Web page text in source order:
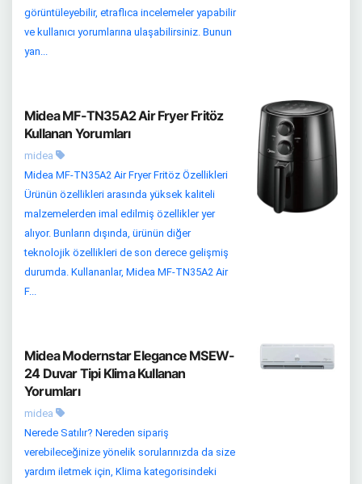
görüntüleyebilir, etraflıca incelemeler yapabilir
ve kullanıcı yorumlarına ulaşabilirsiniz. Bunun
yan...
Midea MF-TN35A2 Air Fryer Fritöz
Kullanan Yorumları
midea
Midea MF-TN35A2 Air Fryer Fritöz Özellikleri
Ürünün özellikleri arasında yüksek kaliteli
malzemelerden imal edilmiş özellikler yer
alıyor. Bunların dışında, ürünün diğer
teknolojik özellikleri de son derece gelişmiş
durumda. Kullananlar, Midea MF-TN35A2 Air
F...
Midea Modernstar Elegance MSEW-
24 Duvar Tipi Klima Kullanan
Yorumları
midea
Nerede Satılır? Nereden sipariş
verebileceğinize yönelik sorularınızda da size
yardım iletmek için, Klima kategorisindeki